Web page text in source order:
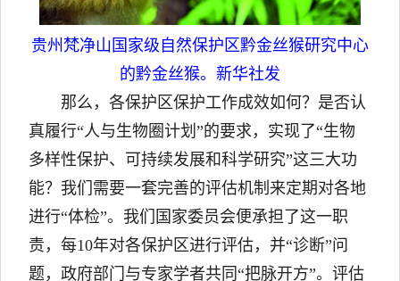
贵州梵净山国家级自然保护区黔金丝猴研究中心
的黔金丝猴。新华社发
那么，各保护区保护工作成效如何？是否认
真履行“人与生物圈计划”的要求，实现了“生物
多样性保护‌、‌可持续发展‌和‌科学研究”这三大功
能？我们需要一套完善的评估机制来定期对各地
进行“体检”。我们国家委员会便承担了这一职
责，每10年对各保护区进行评估，并“诊断”问
题，政府部门与专家学者共同“把脉开方”。评估